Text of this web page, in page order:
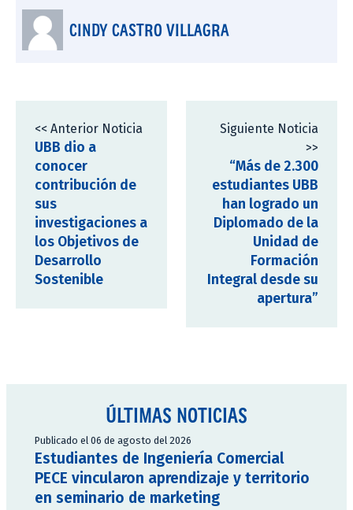
CINDY CASTRO VILLAGRA
<< Anterior Noticia
UBB dio a
conocer
contribución de
sus
investigaciones a
los Objetivos de
Desarrollo
Sostenible
Siguiente Noticia
>>
“Más de 2.300
estudiantes UBB
han logrado un
Diplomado de la
Unidad de
Formación
Integral desde su
apertura”
ÚLTIMAS NOTICIAS
Publicado el 06 de agosto del 2026
Estudiantes de Ingeniería Comercial
PECE vincularon aprendizaje y territorio
en seminario de marketing